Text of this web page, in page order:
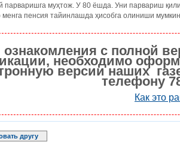
парваришга муҳтож. У 80 ёшда. Уни парвариш
менга пенсия тайинлашда ҳисобга олиниши
с полной
необходимо
версии наших
телефону
Как это
другу